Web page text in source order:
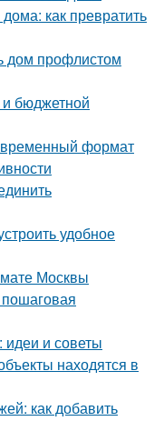
как превратить
дом профлистом
бюджетной
формат
удобное
Москвы
и советы
находятся в
как добавить